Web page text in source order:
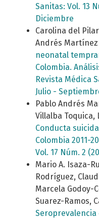
Sanitas: Vol. 13
Diciembre
Carolina del
Andrés Martínez
neonatal
Colombia.
Revista Médica
Julio -
Pablo Andrés
Villalba Toquica,
Conducta
Colombia 2011-
Vol. 17 Núm. 2
Mario A. Isaza-
Rodríguez,
Marcela Godoy-
Suarez-Ramos,
Seroprevalencia